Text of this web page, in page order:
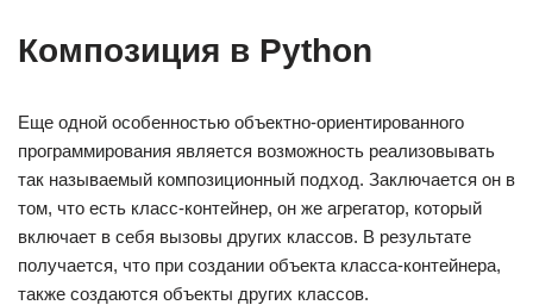
Композиция в Python
Еще одной особенностью объектно-ориентированного
программирования является возможность реализовывать
так называемый композиционный подход. Заключается он в
том, что есть класс-контейнер, он же агрегатор, который
включает в себя вызовы других классов. В результате
получается, что при создании объекта класса-контейнера,
также создаются объекты других классов.